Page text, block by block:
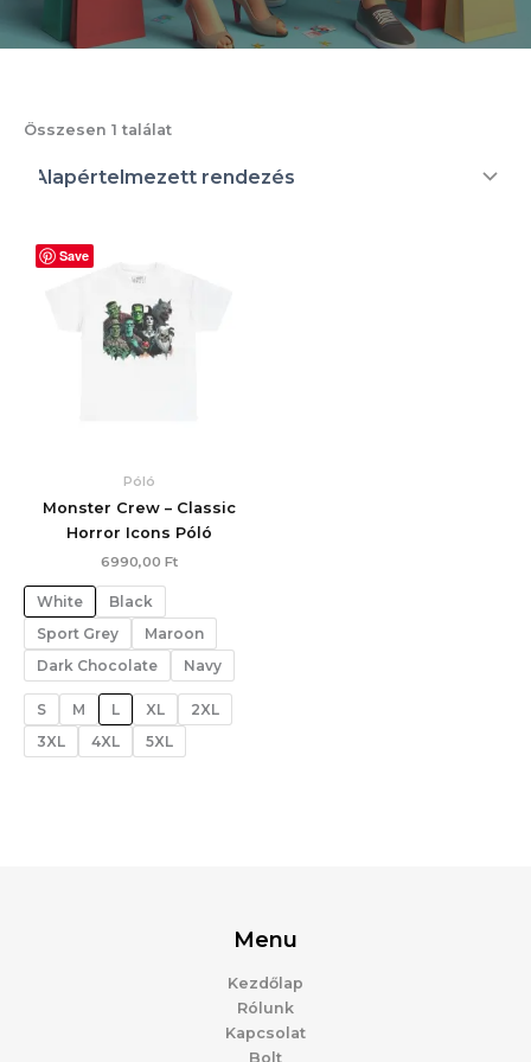
Összesen 1 találat
Save
Póló
Monster Crew – Classic
Horror Icons Póló
6990,00 Ft
White
Black
Sport Grey
Maroon
Dark Chocolate
Navy
S M L XL
2XL
3XL
4XL 5XL
Menu
Kezdőlap
Rólunk
Kapcsolat
Bolt